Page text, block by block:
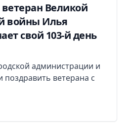
Великой
войны Илья
свой 103-й день
администрации и
поздравить ветерана с